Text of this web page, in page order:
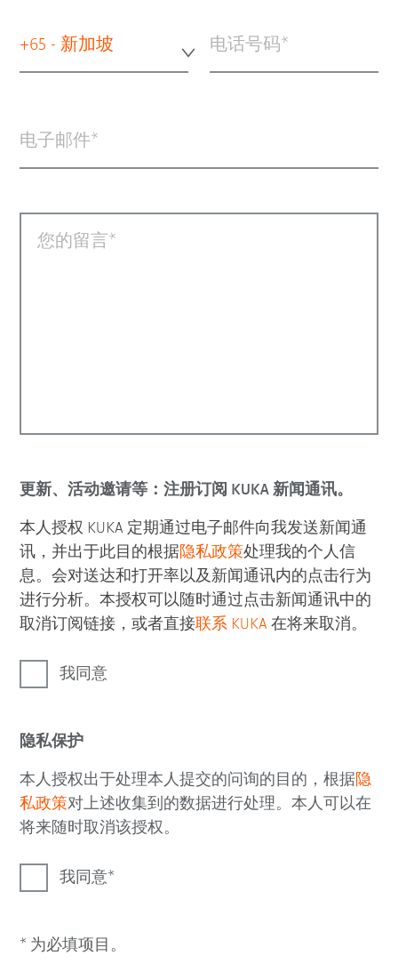
+65 - 新加坡 电话号码
电子邮件
您的留言
更新、活动邀请等：注册订阅 KUKA 新闻通讯。
本人授权 KUKA 定期通过电子邮件向我发送新闻通
讯，并出于此目的根据隐私政策处理我的个人信
息。会对送达和打开率以及新闻通讯内的点击行为
进行分析。本授权可以随时通过点击新闻通讯中的
取消订阅链接，或者直接联系 KUKA 在将来取消。
我同意
隐私保护
本人授权出于处理本人提交的问询的目的，根据隐
私政策对上述收集到的数据进行处理。本人可以在
将来随时取消该授权。
我同意
* 为必填项目。